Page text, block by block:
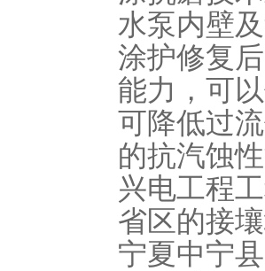
水泵内壁
涂护修复
能力，可
可降低过
的抗汽蚀
兴电工程
省区的接
宁夏中宁